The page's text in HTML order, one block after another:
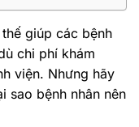
giúp các bệnh
chi phí khám
viện. Nhưng hãy
sao bệnh nhân nên